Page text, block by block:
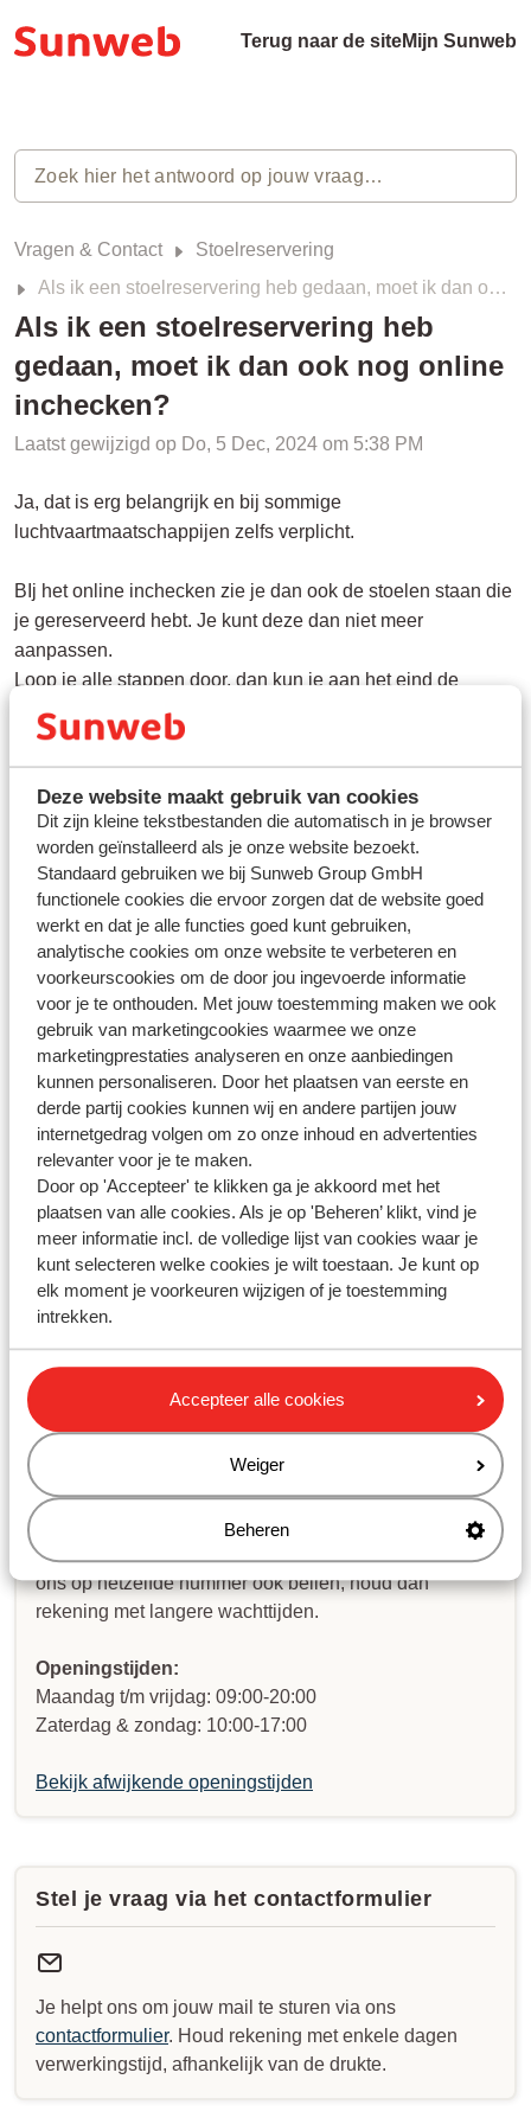
Deze website maakt gebruik van cookies
Dit zijn kleine tekstbestanden die automatisch in je browser
worden geïnstalleerd als je onze website bezoekt.
Standaard gebruiken we bij Sunweb Group GmbH
functionele cookies die ervoor zorgen dat de website goed
werkt en dat je alle functies goed kunt gebruiken,
analytische cookies om onze website te verbeteren en
voorkeurscookies om de door jou ingevoerde informatie
voor je te onthouden. Met jouw toestemming maken we ook
gebruik van marketingcookies waarmee we onze
marketingprestaties analyseren en onze aanbiedingen
kunnen personaliseren. Door het plaatsen van eerste en
derde partij cookies kunnen wij en andere partijen jouw
internetgedrag volgen om zo onze inhoud en advertenties
relevanter voor je te maken.
Door op 'Accepteer' te klikken ga je akkoord met het
plaatsen van alle cookies. Als je op 'Beheren’ klikt, vind je
meer informatie incl. de volledige lijst van cookies waar je
kunt selecteren welke cookies je wilt toestaan. Je kunt op
elk moment je voorkeuren wijzigen of je toestemming
intrekken.
Accepteer alle cookies
Weiger
Beheren
Terug naar de siteMijn Sunweb
Vragen & Contact
Stoelreservering
Als ik een stoelreservering heb gedaan, moet ik dan ook nog online inchecken?
Als ik een stoelreservering heb
gedaan, moet ik dan ook nog online
inchecken?
Laatst gewijzigd op Do, 5 Dec, 2024 om 5:38 PM
Ja, dat is erg belangrijk en bij sommige
luchtvaartmaatschappijen zelfs verplicht.
BIj het online inchecken zie je dan ook de stoelen staan die
je gereserveerd hebt. Je kunt deze dan niet meer
aanpassen.
Loop je alle stappen door, dan kun je aan het eind de
boardingpassen downloaden en/of uitprinten. Dit scheelt
weer tijd op de luchthaven.
Vragen over hetzelfde onderwerp
Kan ik vooraf een stoel reserveren voor mijn vlucht?
Transavia - hoe kan ik een stoel reserveren?
airBaltic - hoe kan ik een stoel reserveren?
Air Cairo - hoe kan ik een stoel reserveren?
Gerelateerde vragen
Transavia - hoe kan ik een stoel reserveren?
Ryanair - hoe kan ik een stoel reserveren?
Ryanair - hoe kan ik online inchecken?
EasyJet - hoe kan ik een stoel reserveren?
gevonden?
Whatsapp ons!
WhatsApp ons op het nummer
. Je kunt
ons op hetzelfde nummer ook bellen, houd dan
rekening met langere wachttijden.
Openingstijden:
Maandag t/m vrijdag: 09:00-20:00
Zaterdag & zondag: 10:00-17:00
Bekijk afwijkende openingstijden
Stel je vraag via het contactformulier
Je helpt ons om jouw mail te sturen via ons
contactformulier. Houd rekening met enkele dagen
verwerkingstijd, afhankelijk van de drukte.